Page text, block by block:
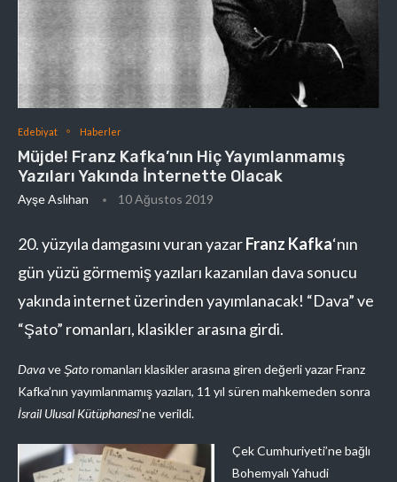
Edebiyat Haberler
Müjde! Franz Kafka’nın Hiç Yayımlanmamış
Yazıları Yakında İnternette Olacak
Ayşe Aslıhan 10 Ağustos 2019
20. yüzyıla damgasını vuran yazarFranz Kafka‘nın
gün yüzü görmemiş yazıları kazanılan dava sonucu
yakında internet üzerinden yayımlanacak! “Dava” ve
“Şato” romanları, klasikler arasına girdi.
DavaveŞatoromanları klasikler arasına giren değerli yazar Franz
Kafka’nın yayımlanmamış yazıları, 11 yıl süren mahkemeden sonra
İsrail Ulusal Kütüphanesi’ne verildi.
Çek Cumhuriyeti’ne bağlı
Bohemyalı Yahudi